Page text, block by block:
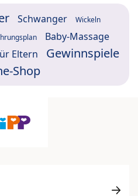
Schwanger Wickeln
Baby-Massage
Eltern
Gewinnspiele
Shop